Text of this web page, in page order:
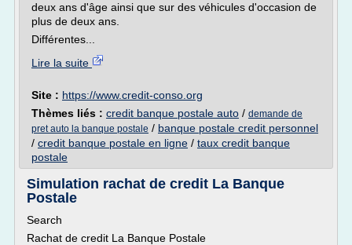
deux ans d'âge ainsi que sur des véhicules d'occasion de
plus de deux ans.
Différentes...
Lire la suite
Site : https://www.credit-conso.org
Thèmes liés : credit banque postale auto / demande de
pret auto la banque postale / banque postale credit personnel
/ credit banque postale en ligne / taux credit banque
postale
Simulation rachat de credit La Banque
Postale
Search
Rachat de credit La Banque Postale